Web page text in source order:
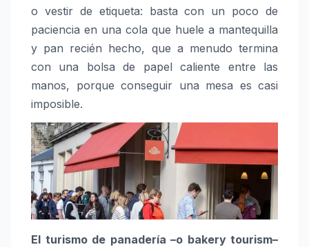
o vestir de etiqueta: basta con un poco de
paciencia en una cola que huele a mantequilla
y pan recién hecho, que a menudo termina
con una bolsa de papel caliente entre las
manos, porque conseguir una mesa es casi
imposible.
El turismo de panadería –o bakery tourism–